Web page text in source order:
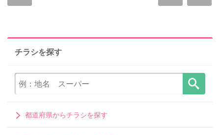
チラシを探す
都道府県からチラシを探す